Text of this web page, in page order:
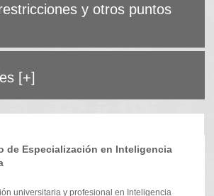
y otros puntos
[+]
de Especialización en Inteligencia
universitaria y profesional en Inteligencia